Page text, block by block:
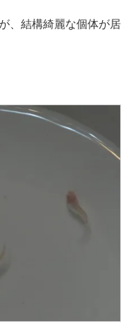
、結構綺麗な個体が居